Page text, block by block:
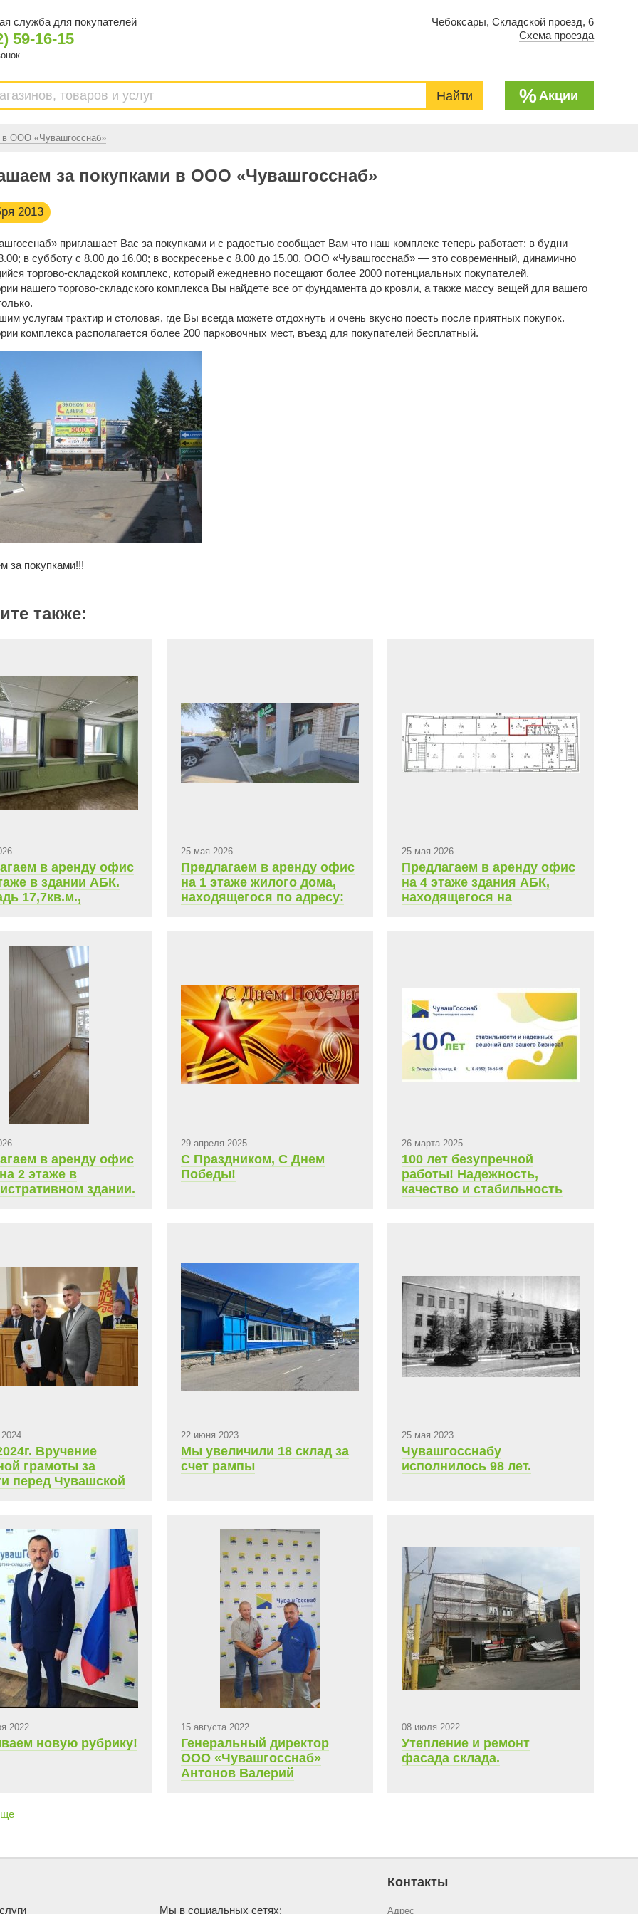
Чебоксары, Складской проезд, 6
Схема проезда
служба для покупателей
59-16-15
%Акции
в ООО «Чувашгосснаб»
за покупками в ООО «Чувашгосснаб»
2013
приглашает Вас за покупками и с радостью сообщает Вам что наш комплекс теперь работает: в будни
в субботу с 8.00 до 16.00; в воскресенье с 8.00 до 15.00. ООО «Чувашгосснаб» — это современный, динамично
торгово-складской комплекс, который ежедневно посещают более 2000 потенциальных покупателей.
нашего торгово-складского комплекса Вы найдете все от фундамента до кровли, а также массу вещей для вашего
услугам трактир и столовая, где Вы всегда можете отдохнуть и очень вкусно поесть после приятных покупок.
комплекса располагается более 200 парковочных мест, въезд для покупателей бесплатный.
за покупками!!!
также:
в аренду офис
в здании АБК.
17,7кв.м.,
25 мая 2026
Предлагаем в аренду офис
на 1 этаже жилого дома,
находящегося по адресу:
25 мая 2026
Предлагаем в аренду офис
на 4 этаже здания АБК,
находящегося на
в аренду офис
2 этаже в
здании.
29 апреля 2025
С Праздником, С Днем
Победы!
26 марта 2025
100 лет безупречной
работы! Надежность,
качество и стабильность
Вручение
грамоты за
перед Чувашской
созыва Антонова
Чувашии Олега
Николаева
22 июня 2023
Мы увеличили 18 склад за
счет рампы
25 мая 2023
Чувашгосснабу
исполнилось 98 лет.
2022
новую рубрику!
15 августа 2022
Генеральный директор
ООО «Чувашгосснаб»
Антонов Валерий
08 июля 2022
Утепление и ремонт
фасада склада.
Мы в социальных сетях:
Контакты
Адрес